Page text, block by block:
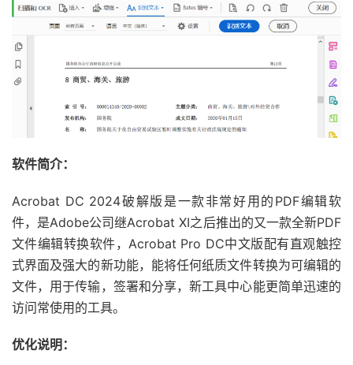
软件简介：
Acrobat DC 2024破解版是一款非常好用的PDF编辑软
件，是Adobe公司继Acrobat XI之后推出的又一款全新PDF
文件编辑转换软件，Acrobat Pro DC中文版配有直观触控
式界面及强大的新功能，能将任何纸质文件转换为可编辑的
文件，用于传输，签署和分享，新工具中心能更简单迅速的
访问常使用的工具。
优化说明：